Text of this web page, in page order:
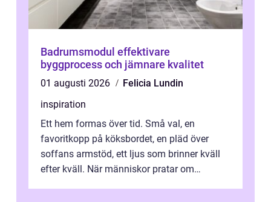
Badrumsmodul effektivare
byggprocess och jämnare kvalitet
01 augusti 2026
Felicia Lundin
inspiration
Ett hem formas över tid. Små val, en
favoritkopp på köksbordet, en pläd över
soffans armstöd, ett ljus som brinner kväll
efter kväll. När människor pratar om